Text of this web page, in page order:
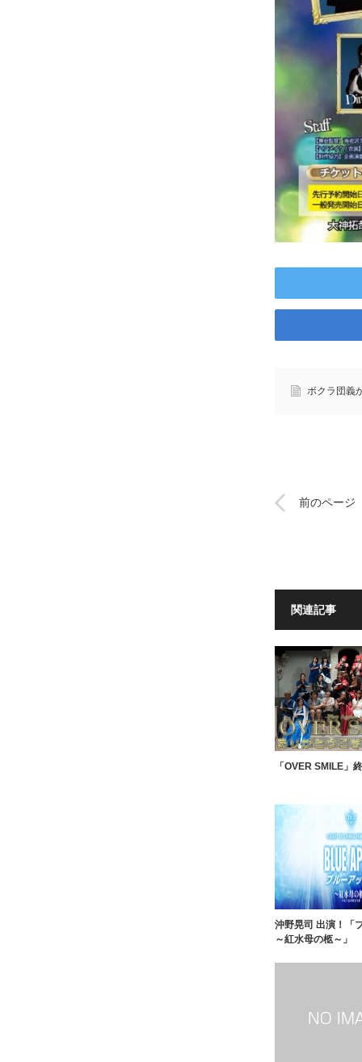
ボクラ団義
前のページ
関連記事
「OVER SMILE」
沖野晃司 出演！「
～紅水母の柩～」